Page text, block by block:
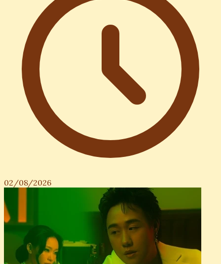
02/08/2026